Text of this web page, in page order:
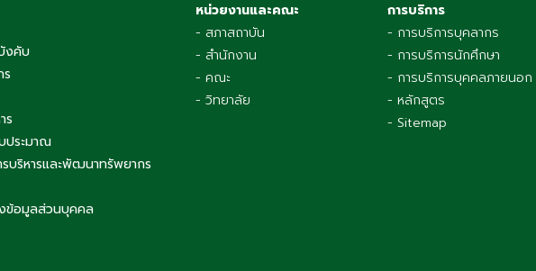
งคับ
ร
ประมาณ
บริหารและพัฒนาทรัพยากร
ข้อมูลส่วนบุคคล
หน่วยงานและคณะ
- สภาสถาบัน
- สำนักงาน
- คณะ
- วิทยาลัย
การบริการ
- การบริการบุคลากร
- การบริการนักศึกษา
- การบริการบุคคลภายนอก
- หลักสูตร
- Sitemap